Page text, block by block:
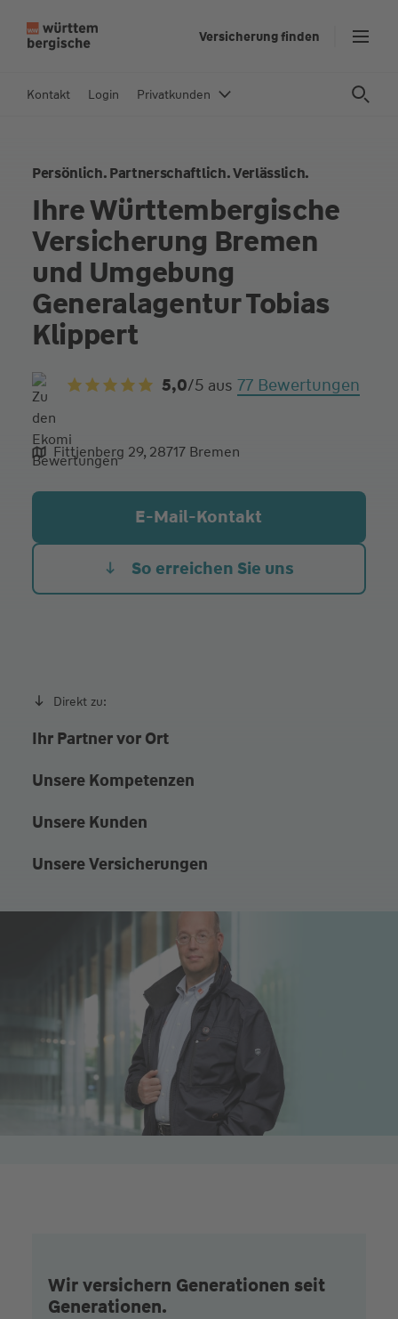
In
Versicherung finden
Kontakt Login Privatkunden
Persönlich. Partnerschaftlich. Verlässlich.
Ihre Württembergische
Versicherung Bremen
und Umgebung
Generalagentur Tobias
Klippert
5,0/5 aus77 Bewertungen
aliqua culpa cillum ullamco
Fittjenberg 29, 28717 Bremen
E-Mail-Kontakt
So erreichen Sie uns
Direkt zu:
Ihr Partner vor Ort
Unsere Kompetenzen
Unsere Kunden
Unsere Versicherungen
Wir versichern Generationen seit
Generationen.